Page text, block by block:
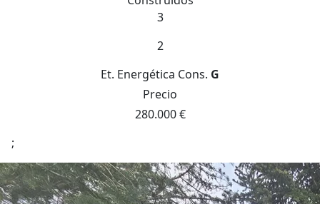
3
2
Et. Energética Cons. G
Precio
280.000 €
;